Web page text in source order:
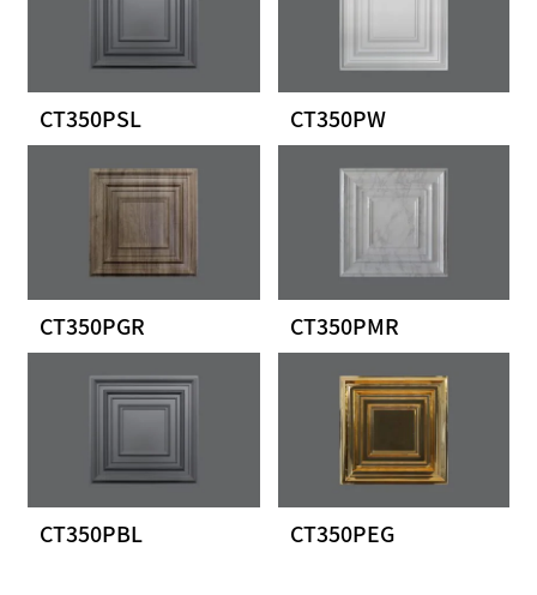
CT350PW
CT350PSL
CT350PMR
CT350PGR
CT350PEG
CT350PBL